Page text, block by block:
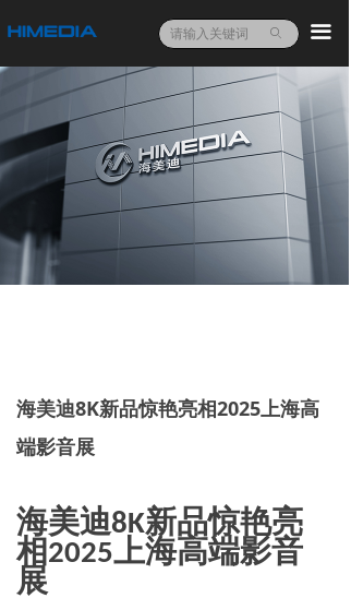
끀
ꄙ
海美迪8K新品惊艳亮相2025上海高
端影音展
海美迪8K新品惊艳亮
相2025上海高端影音
展